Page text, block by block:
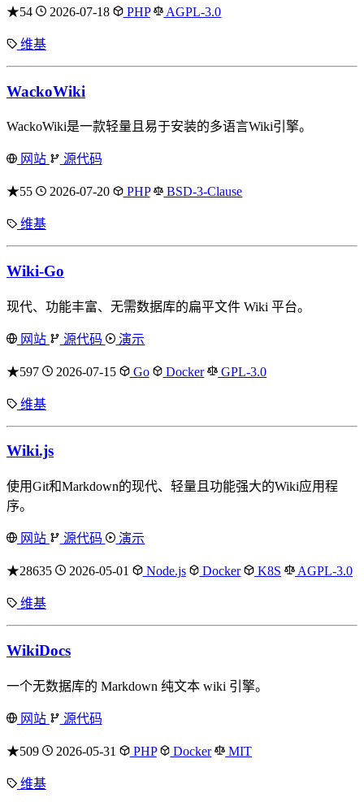
★54 2026-07-18 PHP AGPL-3.0
维基
WackoWiki
WackoWiki是一款轻量且易于安装的多语言Wiki引擎。
网站 源代码
★55 2026-07-20 PHP BSD-3-Clause
维基
Wiki-Go
现代、功能丰富、无需数据库的扁平文件 Wiki 平台。
网站 源代码 演示
★597 2026-07-15 Go Docker GPL-3.0
维基
Wiki.js
使用Git和Markdown的现代、轻量且功能强大的Wiki应用程
序。
网站 源代码 演示
★28635 2026-05-01 Node.js Docker K8S AGPL-3.0
维基
WikiDocs
一个无数据库的 Markdown 纯文本 wiki 引擎。
网站 源代码
★509 2026-05-31 PHP Docker MIT
维基